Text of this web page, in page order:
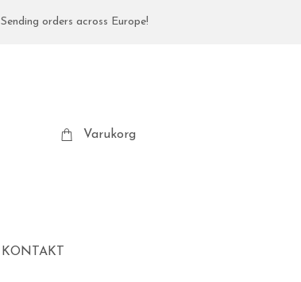
Sending orders across Europe!
Varukorg
KONTAKT